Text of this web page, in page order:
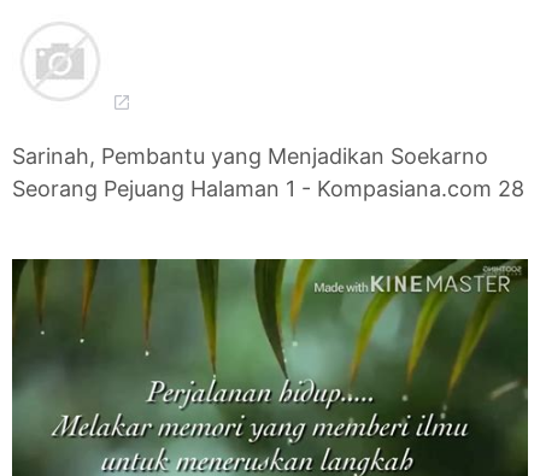
Sarinah, Pembantu yang Menjadikan Soekarno
Seorang Pejuang Halaman 1 - Kompasiana.com 28